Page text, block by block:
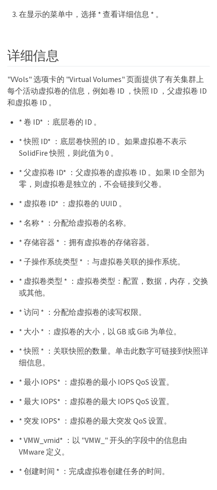
在显示的菜单中，选择 * 查看详细信息 * 。
详细信息
"VVols" 选项卡的 "Virtual Volumes" 页面提供了有关集群上
每个活动虚拟卷的信息，例如卷 ID ，快照 ID ，父虚拟卷 ID
和虚拟卷 ID 。
* 卷 ID* ：底层卷的 ID 。
* 快照 ID* ：底层卷快照的 ID 。如果虚拟卷不表示
SolidFire 快照，则此值为 0 。
* 父虚拟卷 ID* ：父虚拟卷的虚拟卷 ID 。如果 ID 全部为
零，则虚拟卷是独立的，不会链接到父卷。
* 虚拟卷 ID* ：虚拟卷的 UUID 。
* 名称 * ：分配给虚拟卷的名称。
* 存储容器 * ：拥有虚拟卷的存储容器。
* 子操作系统类型 * ：与虚拟卷关联的操作系统。
* 虚拟卷类型 * ：虚拟卷类型：配置，数据，内存，交换
或其他。
* 访问 * ：分配给虚拟卷的读写权限。
* 大小 * ：虚拟卷的大小，以 GB 或 GiB 为单位。
* 快照 * ：关联快照的数量。单击此数字可链接到快照详
细信息。
* 最小 IOPS* ：虚拟卷的最小 IOPS QoS 设置。
* 最大 IOPS* ：虚拟卷的最大 IOPS QoS 设置。
* 突发 IOPS* ：虚拟卷的最大突发 QoS 设置。
* VMW_vmid* ：以 "VMW_" 开头的字段中的信息由
VMware 定义。
* 创建时间 * ：完成虚拟卷创建任务的时间。